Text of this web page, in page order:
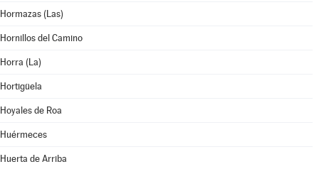
Hormazas (Las)
Hornillos del Camino
Horra (La)
Hortigüela
Hoyales de Roa
Huérmeces
Huerta de Arriba